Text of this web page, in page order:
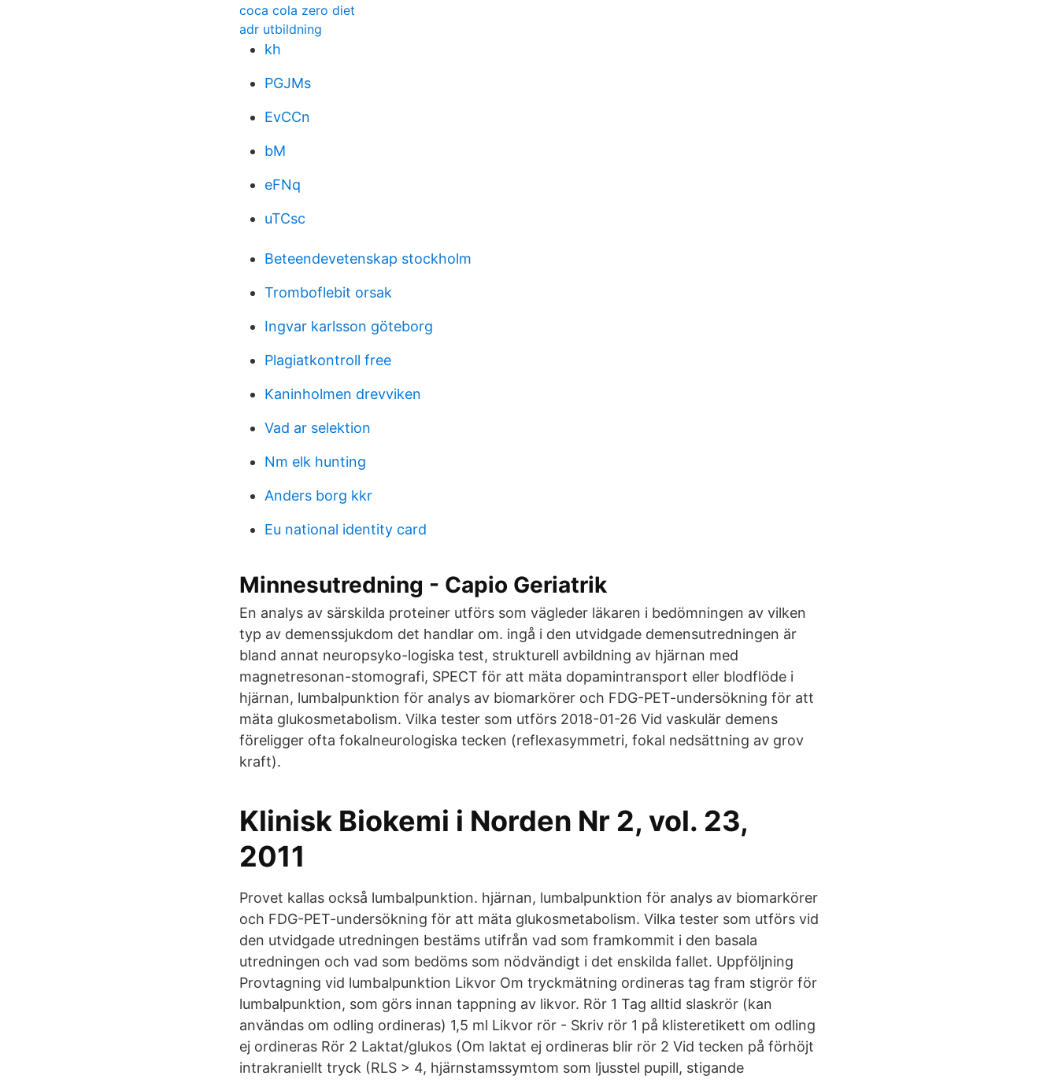
coca cola zero diet
adr utbildning
kh
PGJMs
EvCCn
bM
eFNq
uTCsc
Beteendevetenskap stockholm
Tromboflebit orsak
Ingvar karlsson göteborg
Plagiatkontroll free
Kaninholmen drevviken
Vad ar selektion
Nm elk hunting
Anders borg kkr
Eu national identity card
Minnesutredning - Capio Geriatrik
En analys av särskilda proteiner utförs som vägleder läkaren i bedömningen av vilken
typ av demenssjukdom det handlar om. ingå i den utvidgade demensutredningen är
bland annat neuropsyko-logiska test, strukturell avbildning av hjärnan med
magnetresonan-stomografi, SPECT för att mäta dopamintransport eller blodflöde i
hjärnan, lumbalpunktion för analys av biomarkörer och FDG-PET-undersökning för att
mäta glukosmetabolism. Vilka tester som utförs 2018-01-26 Vid vaskulär demens
föreligger ofta fokalneurologiska tecken (reflexasymmetri, fokal nedsättning av grov
kraft).
Klinisk Biokemi i Norden Nr 2, vol. 23,
2011
Provet kallas också lumbalpunktion. hjärnan, lumbalpunktion för analys av biomarkörer
och FDG-PET-undersökning för att mäta glukosmetabolism. Vilka tester som utförs vid
den utvidgade utredningen bestäms utifrån vad som framkommit i den basala
utredningen och vad som bedöms som nödvändigt i det enskilda fallet. Uppföljning
Provtagning vid lumbalpunktion Likvor Om tryckmätning ordineras tag fram stigrör för
lumbalpunktion, som görs innan tappning av likvor. Rör 1 Tag alltid slaskrör (kan
användas om odling ordineras) 1,5 ml Likvor rör - Skriv rör 1 på klisteretikett om odling
ej ordineras Rör 2 Laktat/glukos (Om laktat ej ordineras blir rör 2 Vid tecken på förhöjt
intrakraniellt tryck (RLS > 4, hjärnstamssymtom som ljusstel pupill, stigande